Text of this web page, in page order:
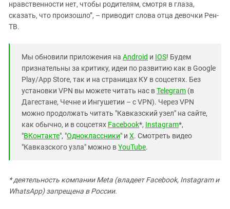
нравственности нет, чтобы родителям, смотря в глаза,
сказать, что произошло”, – приводит слова отца девочки Рен-
ТВ.
Мы обновили приложения на Android и IOS! Будем
признательны за критику, идеи по развитию как в Google
Play/App Store, так и на страницах КУ в соцсетях. Без
установки VPN вы можете читать нас вTelegram (в
Дагестане, Чечне и Ингушетии – с VPN). Через VPN
можно продолжать читать "Кавказский узел" на сайте,
как обычно, и в соцсетях Facebook*, Instagram*,
"ВКонтакте", "Одноклассники" и X. Смотреть видео
"Кавказского узла" можно вYouTube.
* деятельность компании Meta (владеет Facebook, Instagram и
WhatsApp) запрещена в России.